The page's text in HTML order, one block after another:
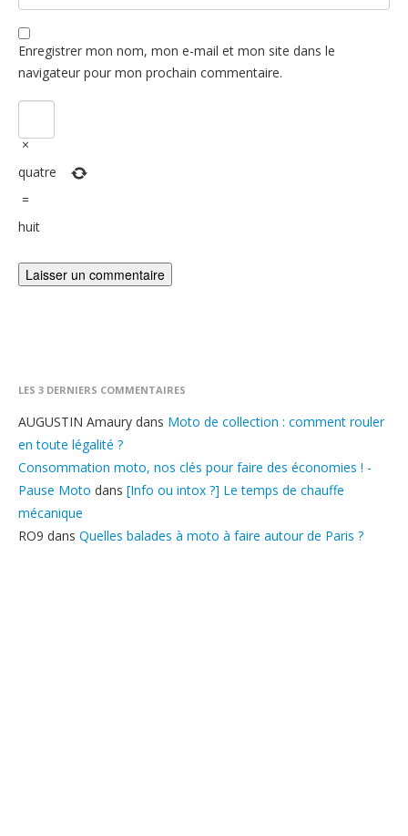
Enregistrer mon nom, mon e-mail et mon site dans le
navigateur pour mon prochain commentaire.
×
quatre
=
huit
LES 3 DERNIERS COMMENTAIRES
AUGUSTIN Amaury dans Moto de collection : comment rouler
en toute légalité ?
Consommation moto, nos clés pour faire des économies ! -
Pause Moto dans [Info ou intox ?] Le temps de chauffe
mécanique
RO9 dans Quelles balades à moto à faire autour de Paris ?